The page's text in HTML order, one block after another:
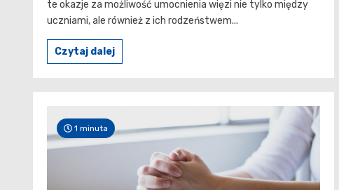
te okazje za możliwość umocnienia więzi nie tylko między
uczniami, ale również z ich rodzeństwem...
Czytaj dalej
1 minuta